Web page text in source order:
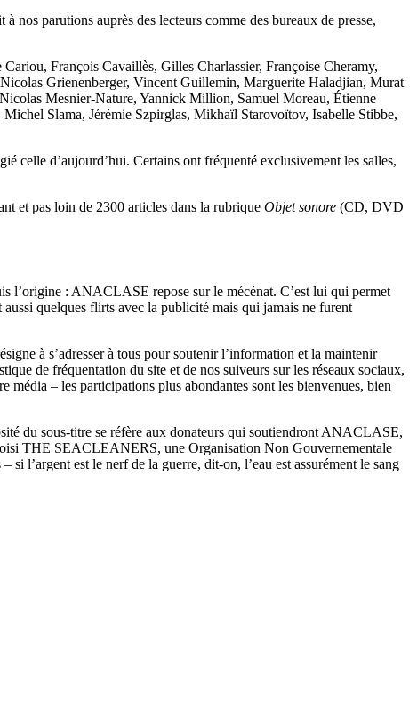
nos parutions auprès des lecteurs comme des bureaux de presse,
François Cavaillès, Gilles Charlassier, Françoise Cheramy,
Grienenberger, Vincent Guillemin, Marguerite Haladjian, Murat
Mesnier-Nature, Yannick Million, Samuel Moreau, Étienne
Slama, Jérémie Szpirglas, Mikhaïl Starovoïtov, Isabelle Stibbe,
celle d’aujourd’hui. Certains ont fréquenté exclusivement les salles,
et pas loin de 2300 articles dans la rubrique Objet sonore (CD, DVD
l’origine : ANACLASE repose sur le mécénat. C’est lui qui permet
quelques flirts avec la publicité mais qui jamais ne furent
à s’adresser à tous pour soutenir l’information et la maintenir
de fréquentation du site et de nos suiveurs sur les réseaux sociaux,
– les participations plus abondantes sont les bienvenues, bien
du sous-titre se réfère aux donateurs qui soutiendront ANACLASE,
THE SEACLEANERS, une Organisation Non Gouvernementale
l’argent est le nerf de la guerre, dit-on, l’eau est assurément le sang